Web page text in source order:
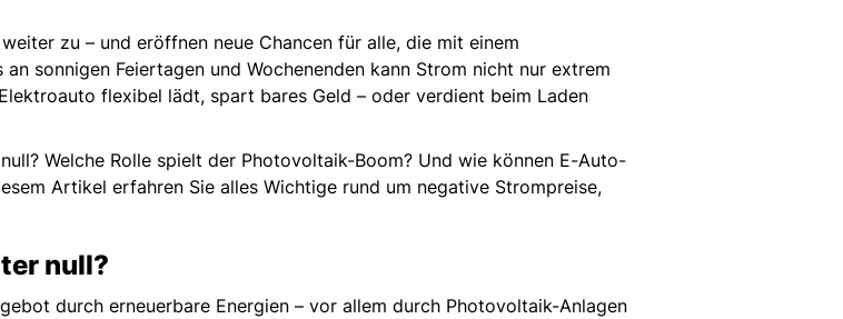
zu – und eröffnen neue Chancen für alle, die mit einem
sonnigen Feiertagen und Wochenenden kann Strom nicht nur extrem
flexibel lädt, spart bares Geld – oder verdient beim Laden
Welche Rolle spielt der Photovoltaik-Boom? Und wie können E-Auto-
Artikel erfahren Sie alles Wichtige rund um negative Strompreise,
null?
durch erneuerbare Energien – vor allem durch Photovoltaik-Anlagen